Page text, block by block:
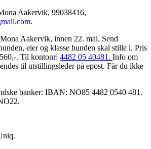
Aakervik, 99038416,
.
Aakervik, innen 22. mai. Send
eier og klasse hunden skal stille i. Pris
. Til kontonr: 4482 05 40481. Info om
til utstillingsleder på epost. Får du ikke
banker: IBAN: NO85 4482 0540 481.